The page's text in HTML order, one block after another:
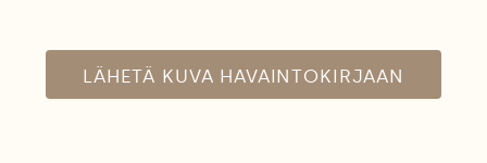
LÄHETÄ KUVA HAVAINTOKIRJAAN